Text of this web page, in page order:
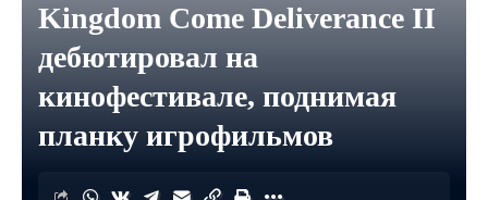
Kingdom Come Deliverance II
дебютировал на
кинофестивале, поднимая
планку игрофильмов